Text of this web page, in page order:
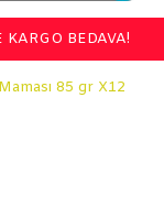
BEDAVA!